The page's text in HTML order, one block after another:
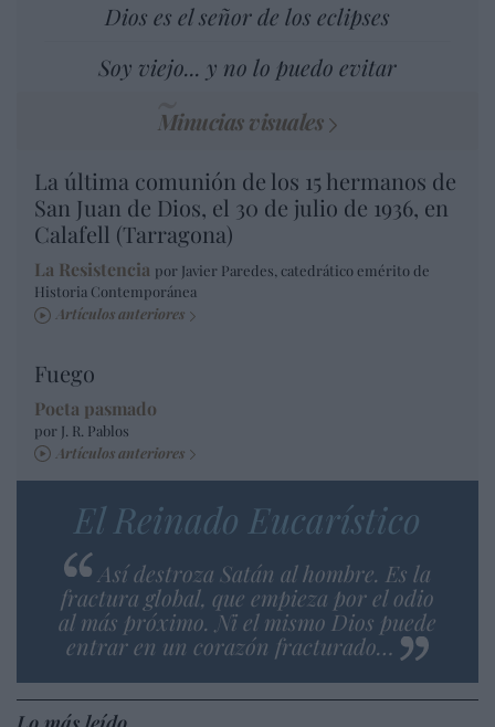
Dios es el señor de los eclipses
Soy viejo... y no lo puedo evitar
Minucias visuales
La última comunión de los 15 hermanos de
San Juan de Dios, el 30 de julio de 1936, en
Calafell (Tarragona)
La Resistencia por Javier Paredes, catedrático emérito de
Historia Contemporánea
Artículos anteriores
Fuego
Poeta pasmado
por J. R. Pablos
Artículos anteriores
El Reinado Eucarístico
Así destroza Satán al hombre. Es la
fractura global, que empieza por el odio
al más próximo. Ni el mismo Dios puede
entrar en un corazón fracturado…